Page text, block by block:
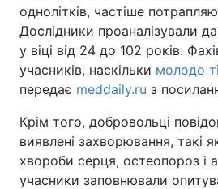
Головна
Україна
Економіка Світ
однолітків, частіше
Дослідники проаналізували
у віці від 24 до 102 років.
учасників, наскільки молодо
передає meddaily.ru з
Крім того, добровольці
виявлені захворювання, такі
хвороби серця, остеопороз і
учасники заповнювали